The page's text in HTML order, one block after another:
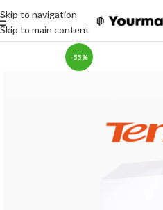
Skip to navigation
Skip to main content
-55%